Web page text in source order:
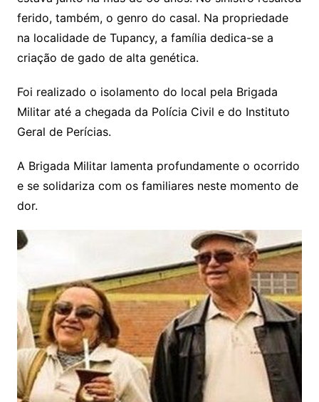
ferido, também, o genro do casal. Na propriedade
na localidade de Tupancy, a família dedica-se a
criação de gado de alta genética.
Foi realizado o isolamento do local pela Brigada
Militar até a chegada da Polícia Civil e do Instituto
Geral de Perícias.
A Brigada Militar lamenta profundamente o ocorrido
e se solidariza com os familiares neste momento de
dor.